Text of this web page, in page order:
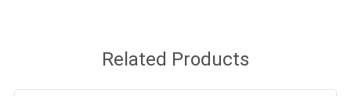
Related Products